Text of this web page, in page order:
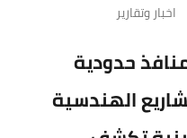
اخبار وتقارير
حدودية
الهندسية